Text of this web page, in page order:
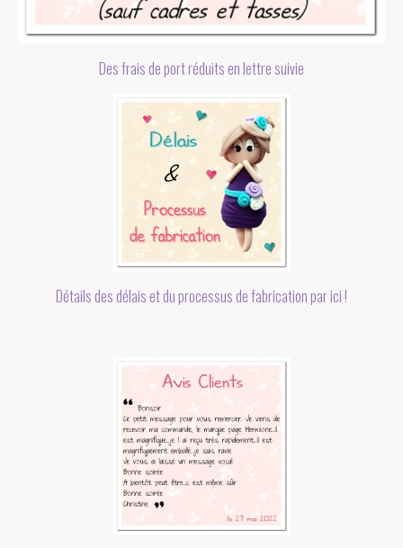
Des frais de port réduits en lettre suivie
Détails des délais et du processus de fabrication par ici !